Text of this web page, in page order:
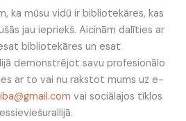
ka mūsu vidū ir bibliotekāres, kas
jau iepriekš. Aicinām dalīties ar
bibliotekāres un esat
demonstrējot savu profesionālo
ar to vai nu rakstot mums uz e-
vai sociālajos tīklos